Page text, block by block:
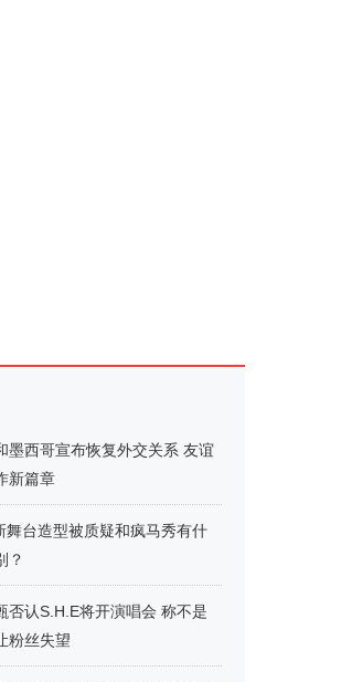
墨西哥宣布恢复外交关系 友谊
新篇章
舞台造型被质疑和疯马秀有什
？
否认S.H.E将开演唱会 称不是
粉丝失望